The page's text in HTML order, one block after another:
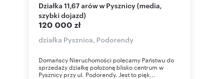
Działka 11,67 arów w Pysznicy (media,
szybki dojazd)
120 000 zł
działka Pysznica, Podorendy
Domańscy Nieruchomości polecamy Państwu do
sprzedaży działkę położoną blisko centrum w
Pysznicy przy ul. Podorendy. Jest to pięk...